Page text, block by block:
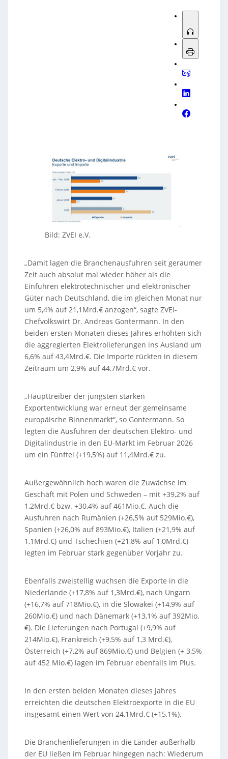
Bild: ZVEI e.V.
„Damit lagen die Branchenausfuhren seit geraumer
Zeit auch absolut mal wieder höher als die
Einfuhren elektrotechnischer und elektronischer
Güter nach Deutschland, die im gleichen Monat nur
um 5,4% auf 21,1Mrd.€ anzogen“, sagte ZVEI-
Chefvolkswirt Dr. Andreas Gontermann. In den
beiden ersten Monaten dieses Jahres erhöhten sich
die aggregierten Elektrolieferungen ins Ausland um
6,6% auf 43,4Mrd.€. Die Importe rückten in diesem
Zeitraum um 2,9% auf 44,7Mrd.€ vor.
„Haupttreiber der jüngsten starken
Exportentwicklung war erneut der gemeinsame
europäische Binnenmarkt“, so Gontermann. So
legten die Ausfuhren der deutschen Elektro- und
Digitalindustrie in den EU-Markt im Februar 2026
um ein Fünftel (+19,5%) auf 11,4Mrd.€ zu.
Außergewöhnlich hoch waren die Zuwächse im
Geschäft mit Polen und Schweden – mit +39,2% auf
1,2Mrd.€ bzw. +30,4% auf 461Mio.€. Auch die
Ausfuhren nach Rumänien (+26,5% auf 529Mio.€),
Spanien (+26,0% auf 893Mio.€), Italien (+21,9% auf
1,1Mrd.€) und Tschechien (+21,8% auf 1,0Mrd.€)
legten im Februar stark gegenüber Vorjahr zu.
Ebenfalls zweistellig wuchsen die Exporte in die
Niederlande (+17,8% auf 1,3Mrd.€), nach Ungarn
(+16,7% auf 718Mio.€), in die Slowakei (+14,9% auf
260Mio.€) und nach Dänemark (+13,1% auf 392Mio.
€). Die Lieferungen nach Portugal (+9,9% auf
214Mio.€), Frankreich (+9,5% auf 1,3 Mrd.€),
Österreich (+7,2% auf 869Mio.€) und Belgien (+ 3,5%
auf 452 Mio.€) lagen im Februar ebenfalls im Plus.
In den ersten beiden Monaten dieses Jahres
erreichten die deutschen Elektroexporte in die EU
insgesamt einen Wert von 24,1Mrd.€ (+15,1%).
Die Branchenlieferungen in die Länder außerhalb
der EU ließen im Februar hingegen nach: Wiederum